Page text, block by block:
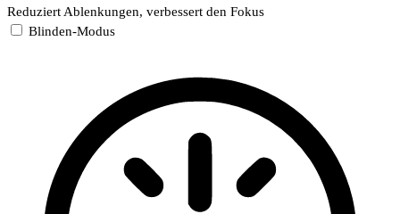
Reduziert Ablenkungen, verbessert den Fokus
Blinden-Modus